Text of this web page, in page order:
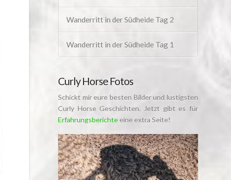
Wanderritt in der Südheide Tag 2
Wanderritt in der Südheide Tag 1
Curly Horse Fotos
Schickt mir eure besten Bilder und lustigsten
Curly Horse Geschichten. Jetzt gibt es für
Erfahrungsberichte eine extra Seite!